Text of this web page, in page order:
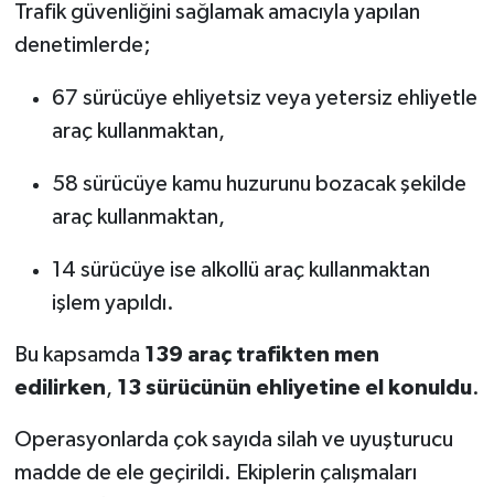
Trafik güvenliğini sağlamak amacıyla yapılan
denetimlerde;
67 sürücüye ehliyetsiz veya yetersiz ehliyetle
araç kullanmaktan,
58 sürücüye kamu huzurunu bozacak şekilde
araç kullanmaktan,
14 sürücüye ise alkollü araç kullanmaktan
işlem yapıldı.
Bu kapsamda 139 araç trafikten men
edilirken, 13 sürücünün ehliyetine el konuldu.
Operasyonlarda çok sayıda silah ve uyuşturucu
madde de ele geçirildi. Ekiplerin çalışmaları